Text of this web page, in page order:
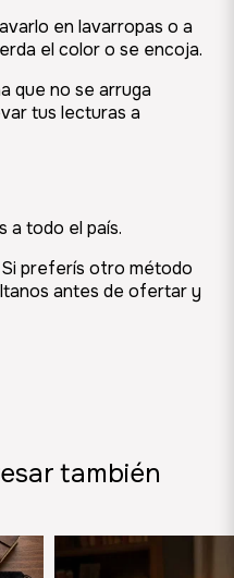
en lavarropas o a
el color o se encoja.
que no se arruga
tus lecturas a
a todo el país.
preferís otro método
antes de ofertar y
también